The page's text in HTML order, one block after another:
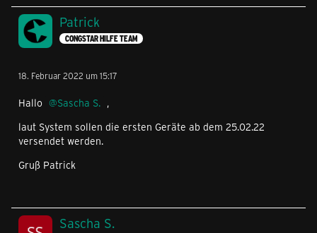
Patrick
CONGSTAR HILFE TEAM
18. Februar 2022 um 15:17
Hallo Sascha S. ,
laut System sollen die ersten Geräte ab dem 25.02.22
versendet werden.
Gruß Patrick
Sascha S.